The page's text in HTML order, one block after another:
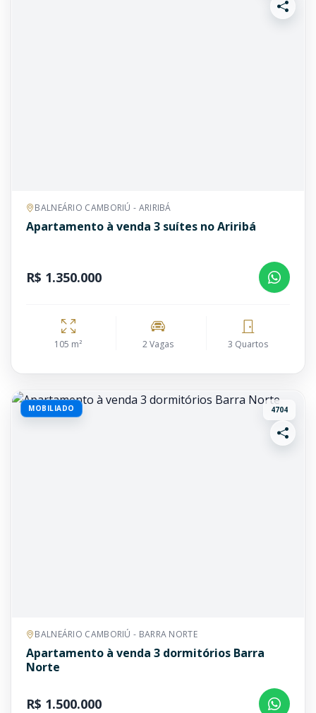
BALNEÁRIO CAMBORIÚ - ARIRIBÁ
Apartamento à venda 3 suítes no Ariribá
R$ 1.350.000
105 m² 2 Vagas 3 Quartos
MOBILIADO 4704
BALNEÁRIO CAMBORIÚ - BARRA NORTE
Apartamento à venda 3 dormitórios Barra
Norte
R$ 1.500.000